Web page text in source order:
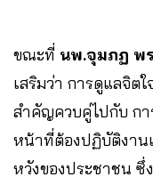
ขณะที่ นพ.จุมภฏ พ
เสริมว่า การดูแลจิต
สำคัญควบคู่ไปกับ กา
หน้าที่ต้องปฏิบัติงาน
หวังของประชาชน ซึ่